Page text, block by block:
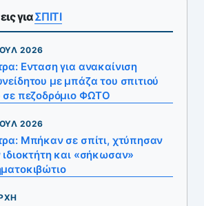
γιαΣΠΙΤΙ
2026
Ενταση για ανακαίνιση
με μπάζα του σπιτιού
σε πεζοδρόμιο ΦΩΤΟ
2026
Μπήκαν σε σπίτι, χτύπησαν
ιδιοκτήτη και «σήκωσαν»